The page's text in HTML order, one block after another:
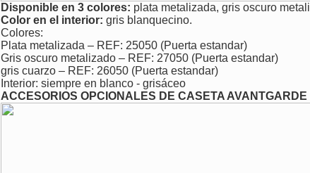
Disponible en 3 colores: plata metalizada, gris oscuro
Color en el interior: gris blanquecino.
Colores:
Plata metalizada – REF: 25050 (Puerta estandar)
Gris oscuro metalizado – REF: 27050 (Puerta estandar)
gris cuarzo – REF: 26050 (Puerta estandar)
Interior: siempre en blanco - grisáceo
ACCESORIOS OPCIONALES DE CASETA AVANTGARDE